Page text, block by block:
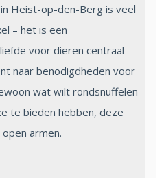
Heist-op-den-Berg is veel
– het is een
voor dieren centraal
naar benodigdheden voor
wat wilt rondsnuffelen
te bieden hebben, deze
armen.